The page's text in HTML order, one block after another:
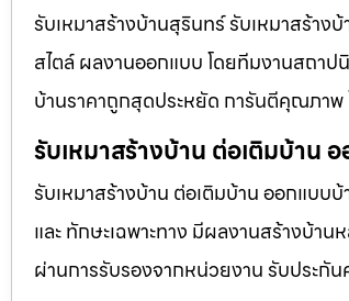
รับเหมาสร้างบ้านสุรินทร์ รับเหมาสร้า
สไตล์ ผลงานออกแบบ โดยทีมงานสถา
บ้านราคาถูกสุดประหยัด การันตีคุณภาพ
รับเหมาสร้างบ้าน ต่อเติมบ้าน
รับเหมาสร้างบ้าน ต่อเติมบ้าน ออกแบ
และ ทักษะเฉพาะทาง มีผลงานสร้างบ้าน
ผ่านการรับรองจากหน่วยงาน รับประกั